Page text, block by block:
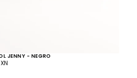
JENNY - NEGRO